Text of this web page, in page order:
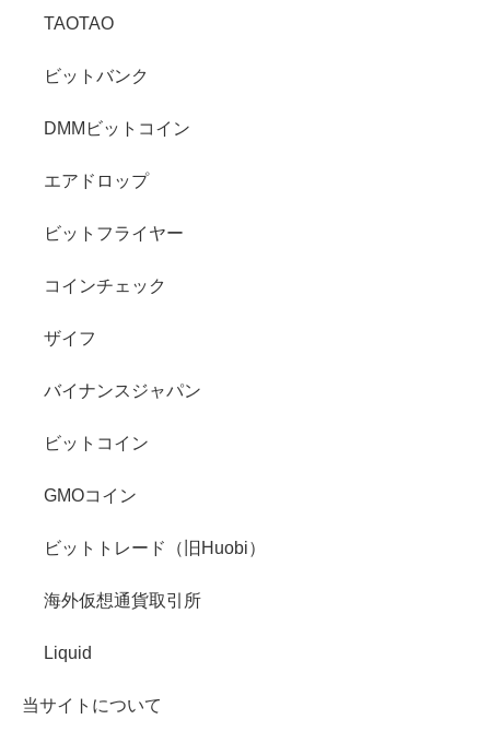
TAOTAO
ビットバンク
DMMビットコイン
エアドロップ
ビットフライヤー
コインチェック
ザイフ
バイナンスジャパン
ビットコイン
GMOコイン
ビットトレード（旧Huobi）
海外仮想通貨取引所
Liquid
当サイトについて